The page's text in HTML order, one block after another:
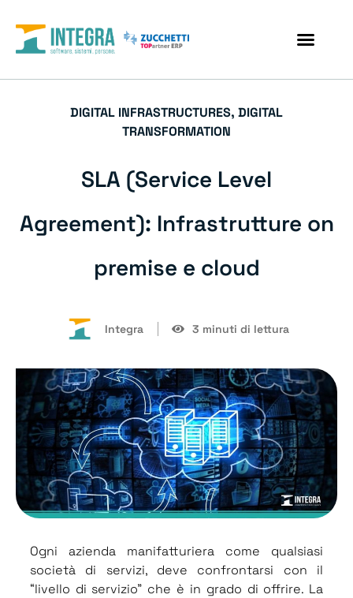
DIGITAL INFRASTRUCTURES, DIGITAL
TRANSFORMATION
SLA (Service Level
Agreement): Infrastrutture on
premise e cloud
Integra 3 minuti di lettura
Ogni azienda manifatturiera come qualsiasi
società di servizi, deve confrontarsi con il
“livello di servizio” che è in grado di offrire. La